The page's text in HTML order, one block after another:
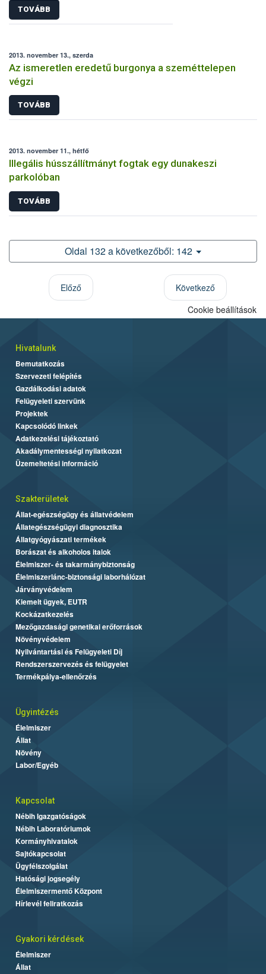
TOVÁBB
2013. november 13., szerda
Az ismeretlen eredetű burgonya a szeméttelepen
végzi
TOVÁBB
2013. november 11., hétfő
Illegális hússzállítmányt fogtak egy dunakeszi
parkolóban
TOVÁBB
Oldal 132 a következőből: 142
Előző
Következő
Cookie beállítások
Hivatalunk
Bemutatkozás
Szervezeti felépítés
Gazdálkodási adatok
Felügyeleti szervünk
Projektek
Kapcsolódó linkek
Adatkezelési tájékoztató
Akadálymentességi nyilatkozat
Üzemeltetési információ
Szakterületek
Állat-egészségügy és állatvédelem
Állategészségügyi diagnosztika
Állatgyógyászati termékek
Borászat és alkoholos italok
Élelmiszer- és takarmánybiztonság
Élelmiszerlánc-biztonsági laborhálózat
Járványvédelem
Kiemelt ügyek, EUTR
Kockázatkezelés
Mezőgazdasági genetikai erőforrások
Növényvédelem
Nyilvántartási és Felügyeleti Díj
Rendszerszervezés és felügyelet
Termékpálya-ellenőrzés
Ügyintézés
Élelmiszer
Állat
Növény
Labor/Egyéb
Kapcsolat
Nébih Igazgatóságok
Nébih Laboratóriumok
Kormányhivatalok
Sajtókapcsolat
Ügyfélszolgálat
Hatósági jogsegély
Élelmiszermentő Központ
Hírlevél feliratkozás
Gyakori kérdések
Élelmiszer
Állat